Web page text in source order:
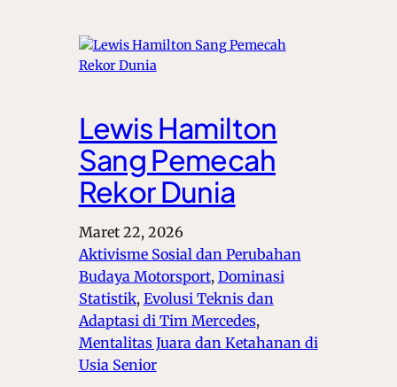
Lewis Hamilton
Sang Pemecah
Rekor Dunia
Maret 22, 2026
Aktivisme Sosial dan Perubahan
Budaya Motorsport, Dominasi
Statistik, Evolusi Teknis dan
Adaptasi di Tim Mercedes
Mentalitas Juara dan Ketahanan di
Usia Senior